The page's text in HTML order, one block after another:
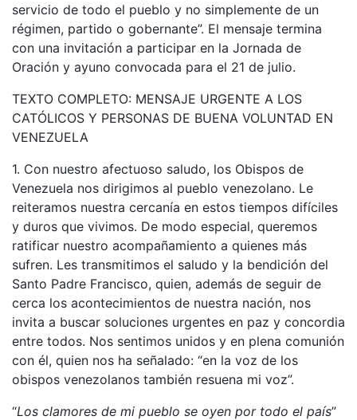
servicio de todo el pueblo y no simplemente de un
régimen, partido o gobernante”. El mensaje termina
con una invitación a participar en la Jornada de
Oración y ayuno convocada para el 21 de julio.
TEXTO COMPLETO: MENSAJE URGENTE A LOS
CATÓLICOS Y PERSONAS DE BUENA VOLUNTAD EN
VENEZUELA
1. Con nuestro afectuoso saludo, los Obispos de
Venezuela nos dirigimos al pueblo venezolano. Le
reiteramos nuestra cercanía en estos tiempos difíciles
y duros que vivimos. De modo especial, queremos
ratificar nuestro acompañamiento a quienes más
sufren. Les transmitimos el saludo y la bendición del
Santo Padre Francisco, quien, además de seguir de
cerca los acontecimientos de nuestra nación, nos
invita a buscar soluciones urgentes en paz y concordia
entre todos. Nos sentimos unidos y en plena comunión
con él, quien nos ha señalado: “en la voz de los
obispos venezolanos también resuena mi voz”.
“Los clamores de mi pueblo se oyen por todo el país”